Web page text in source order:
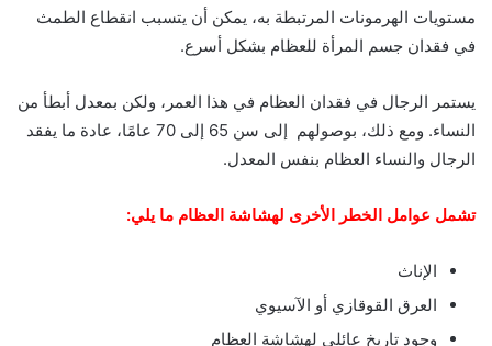
مستويات الهرمونات المرتبطة به، يمكن أن يتسبب انقطاع الطمث
في فقدان جسم المرأة للعظام بشكل أسرع.
يستمر الرجال في فقدان العظام في هذا العمر، ولكن بمعدل أبطأ من
النساء. ومع ذلك، بوصولهم إلى سن 65 إلى 70 عامًا، عادة ما يفقد
الرجال والنساء العظام بنفس المعدل.
تشمل عوامل الخطر الأخرى لهشاشة العظام ما يلي:
الإناث
العرق القوقازي أو الآسيوي
وجود تاريخ عائلي لهشاشة العظام